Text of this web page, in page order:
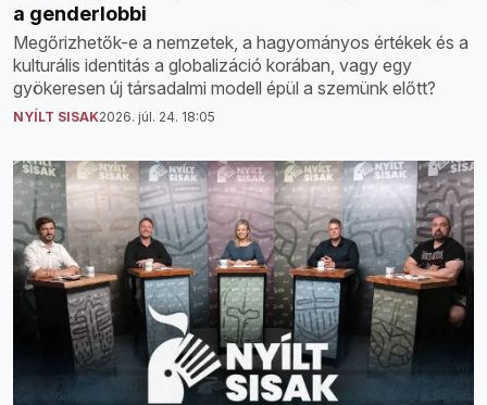
a genderlobbi
Megőrizhetők-e a nemzetek, a hagyományos értékek és a
kulturális identitás a globalizáció korában, vagy egy
gyökeresen új társadalmi modell épül a szemünk előtt?
NYÍLT SISAK2026. júl. 24. 18:05